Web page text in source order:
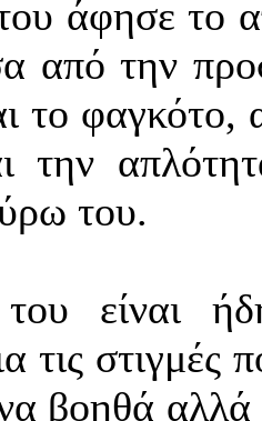
άφησε το
από την
το φαγκότο,
την
του.
είναι
τις στιγμές
βοηθά αλλά